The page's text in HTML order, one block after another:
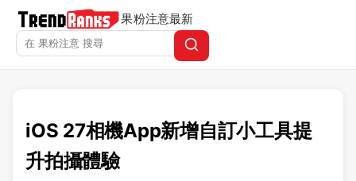
果粉注意最新
iOS 27相機App新增自訂小工具提
升拍攝體驗